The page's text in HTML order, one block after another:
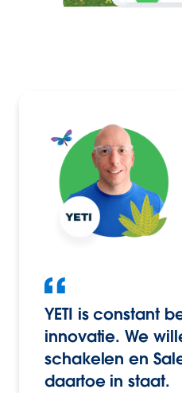
YETI is constant
innovatie. We
schakelen en
daartoe in staat.